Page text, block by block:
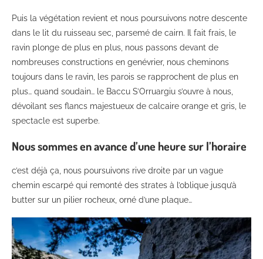
Puis la végétation revient et nous poursuivons notre descente
dans le lit du ruisseau sec, parsemé de cairn. Il fait frais, le
ravin plonge de plus en plus, nous passons devant de
nombreuses constructions en genévrier, nous cheminons
toujours dans le ravin, les parois se rapprochent de plus en
plus… quand soudain… le Baccu S’Orruargiu s’ouvre à nous,
dévoilant ses flancs majestueux de calcaire orange et gris, le
spectacle est superbe.
Nous sommes en avance d’une heure sur l’horaire
c’est déjà ça, nous poursuivons rive droite par un vague
chemin escarpé qui remonté des strates à l’oblique jusqu’à
butter sur un pilier rocheux, orné d’une plaque…